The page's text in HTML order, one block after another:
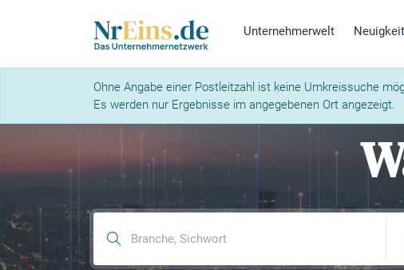
Unternehmerwelt
Ohne Angabe einer Postleitzahl ist keine Umkreissuche
Es werden nur Ergebnisse im angegebenen Ort angezeigt.